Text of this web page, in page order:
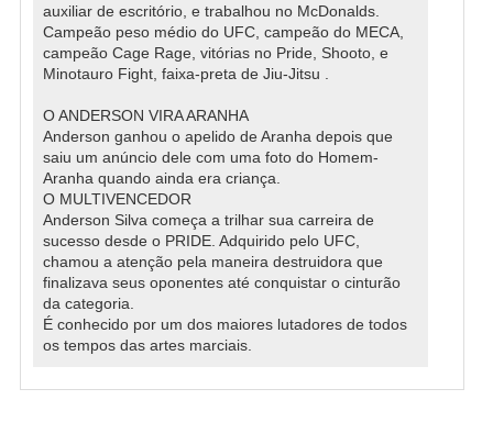
auxiliar de escritório, e trabalhou no McDonalds.
Campeão peso médio do UFC, campeão do MECA,
campeão Cage Rage, vitórias no Pride, Shooto, e
Minotauro Fight, faixa-preta de Jiu-Jitsu .
O ANDERSON VIRA ARANHA
Anderson ganhou o apelido de Aranha depois que
saiu um anúncio dele com uma foto do Homem-
Aranha quando ainda era criança.
O MULTIVENCEDOR
Anderson Silva começa a trilhar sua carreira de
sucesso desde o PRIDE. Adquirido pelo UFC,
chamou a atenção pela maneira destruidora que
finalizava seus oponentes até conquistar o cinturão
da categoria.
É conhecido por um dos maiores lutadores de todos
os tempos das artes marciais.